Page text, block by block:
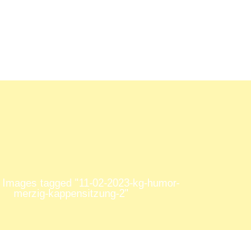
Images tagged "11-02-2023-kg-humor-
merzig-kappensitzung-2"